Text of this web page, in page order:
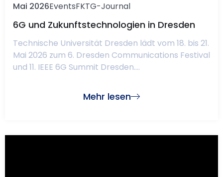
Mai 2026EventsFKTG-Journal
6G und Zukunftstechnologien in Dresden
Technische Universität Dresden lädt vom 18. bis 21.
Mai 2026 zum 6. Dresden Communications Festival
und 11. IEEE 6G Summit Dresden....
Mehr lesen